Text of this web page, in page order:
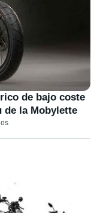
de bajo coste
de la Mobylette